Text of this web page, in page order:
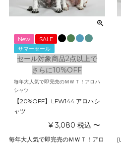
New
SALE
サマーセール
セール対象商品2点以上で
さらに10%OFF
毎年大人気で即完売のＭＷＴ！アロハ
シャツ
【20%OFF】LFW144 アロハシ
ャツ
¥ 3,080 税込 〜
毎年大人気で即完売のＭＷＴ！アロ